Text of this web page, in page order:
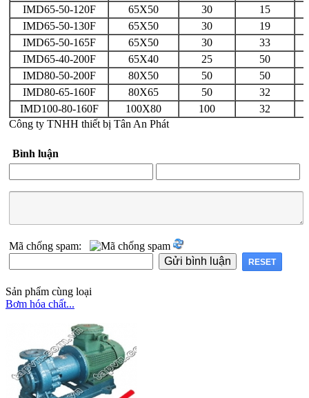
IMD65-50-120F 65X50 30
15
IMD65-50-130F
65X50 30
19
IMD65-50-165F
65X50 30
33
IMD65-40-200F
65X40 25
50
IMD80-50-200F
80X50 50 50
IMD80-65-160F
80X65 50
32
IMD100-80-160F
100X80 100 32
Công ty TNHH thiết bị Tân An Phát
Bình luận
Mã chống spam:
Sản phẩm cùng loại
Bơm hóa chất...